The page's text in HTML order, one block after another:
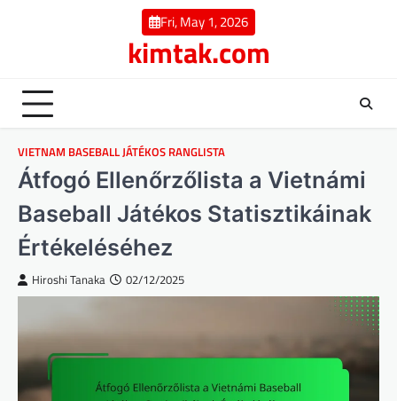
Fri, May 1, 2026
kimtak.com
VIETNAM BASEBALL JÁTÉKOS RANGLISTA
Átfogó Ellenőrzőlista a Vietnámi
Baseball Játékos Statisztikáinak
Értékeléséhez
Hiroshi Tanaka 02/12/2025